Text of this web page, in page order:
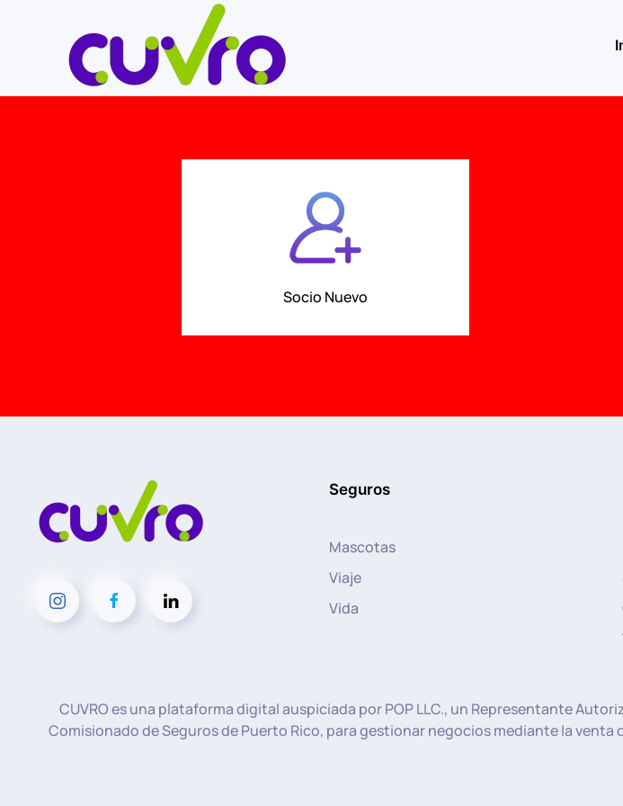
Skip to main content
Socio Nuevo
Seguros
Mascotas
Viaje
Vida
CUVRO es una plataforma digital auspiciada por POP LLC., un Representante
Comisionado de Seguros de Puerto Rico, para gestionar negocios mediante la